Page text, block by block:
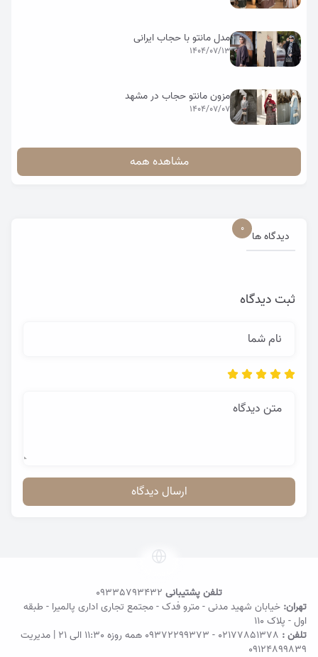
مدل مانتو با حجاب ایرانی
1404/07/13
مزون مانتو حجاب در مشهد
1404/07/07
مشاهده همه
دیدگاه ها
0
ثبت دیدگاه
نام شما
متن دیدگاه
ارسال دیدگاه
تلفن پشتیبانی 09335793432
تهران: خیابان شهید مدنی - مترو فدک - مجتمع تجاری اداری پالمیرا - طبقه
اول - پلاک ۱۱۰
تلفن : 02177851378
-
09372299373 همه روزه 11:30 الی 21 | مدیریت
09124899839